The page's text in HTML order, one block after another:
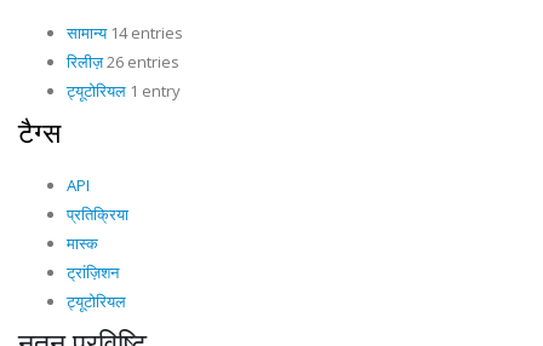
सामान्य14 entries
रिलीज़26 entries
ट्यूटोरियल 1 entry
टैग्स
API
प्रतिक्रिया
मास्क
ट्रांज़िशन
ट्यूटोरियल